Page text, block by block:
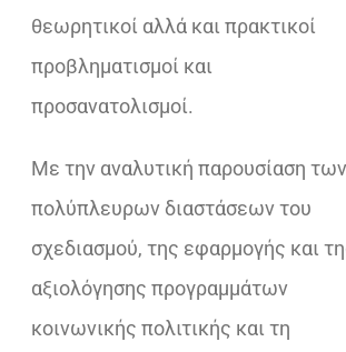
θεωρητικοί αλλά και πρακτικοί
προβληματισμοί και
προσανατολισμοί.
Με την αναλυτική παρουσίαση των
πολύπλευρων διαστάσεων του
σχεδιασμού, της εφαρμογής και
αξιολόγησης προγραμμάτων
κοινωνικής πολιτικής και τη